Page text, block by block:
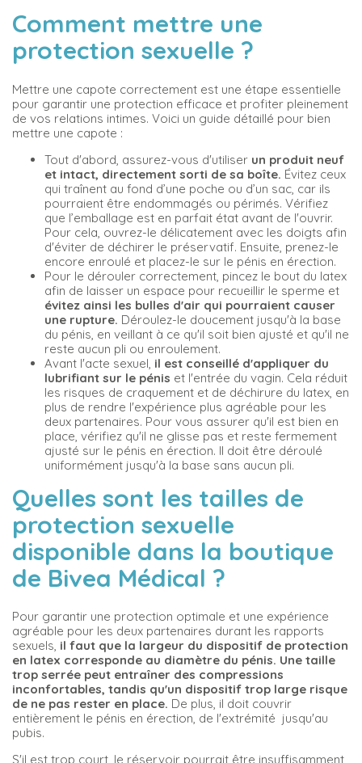
Comment mettre une
protection sexuelle ?
Mettre une capote correctement est une étape essentielle
pour garantir une protection efficace et profiter pleinement
de vos relations intimes. Voici un guide détaillé pour bien
mettre une capote :
Tout d'abord, assurez-vous d'utiliser un produit neuf
et intact, directement sorti de sa boîte. Évitez ceux
qui traînent au fond d’une poche ou d’un sac, car ils
pourraient être endommagés ou périmés. Vérifiez
que l’emballage est en parfait état avant de l'ouvrir.
Pour cela, ouvrez-le délicatement avec les doigts afin
d'éviter de déchirer le préservatif. Ensuite, prenez-le
encore enroulé et placez-le sur le pénis en érection.
Pour le dérouler correctement, pincez le bout du latex
afin de laisser un espace pour recueillir le sperme et
évitez ainsi les bulles d'air qui pourraient causer
une rupture. Déroulez-le doucement jusqu'à la base
du pénis, en veillant à ce qu'il soit bien ajusté et qu'il ne
reste aucun pli ou enroulement.
Avant l'acte sexuel, il est conseillé d'appliquer du
lubrifiant sur le pénis et l'entrée du vagin. Cela réduit
les risques de craquement et de déchirure du latex, en
plus de rendre l'expérience plus agréable pour les
deux partenaires. Pour vous assurer qu'il est bien en
place, vérifiez qu'il ne glisse pas et reste fermement
ajusté sur le pénis en érection. Il doit être déroulé
uniformément jusqu'à la base sans aucun pli.
Quelles sont les tailles de
protection sexuelle
disponible dans la boutique
de Bivea Médical ?
Pour garantir une protection optimale et une expérience
agréable pour les deux partenaires durant les rapports
sexuels, il faut que la largeur du dispositif de protection
en latex corresponde au diamètre du pénis. Une taille
trop serrée peut entraîner des compressions
inconfortables, tandis qu'un dispositif trop large risque
de ne pas rester en place. De plus, il doit couvrir
entièrement le pénis en érection, de l'extrémité jusqu'au
pubis.
S'il est trop court, le réservoir pourrait être insuffisamment